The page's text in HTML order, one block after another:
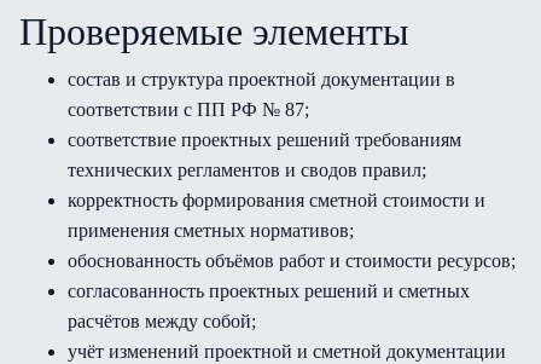
Проверяемые элементы
состав и структура проектной документации в
соответствии с ПП РФ № 87;
соответствие проектных решений требованиям
технических регламентов и сводов правил;
корректность формирования сметной стоимости и
применения сметных нормативов;
обоснованность объёмов работ и стоимости ресурсов;
согласованность проектных решений и сметных
расчётов между собой;
учёт изменений проектной и сметной документации